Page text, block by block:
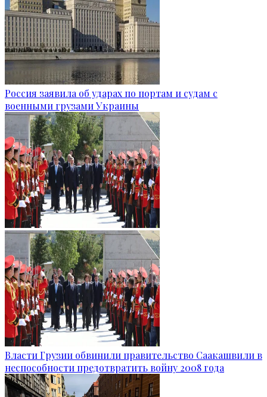
Россия заявила об ударах по портам и судам с
военными грузами Украины
Власти Грузии обвинили правительство Саакашвили в
неспособности предотвратить войну 2008 года